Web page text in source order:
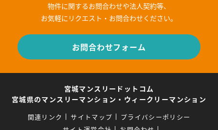
物件に関するお問合わせや法人契約等、
お気軽にリクエスト・お問合わせください。
お問合わせフォーム
宮城マンスリードットコム
宮城県のマンスリーマンション・ウィークリーマンション
関連リンク サイトマップ
プライバシーポリシー